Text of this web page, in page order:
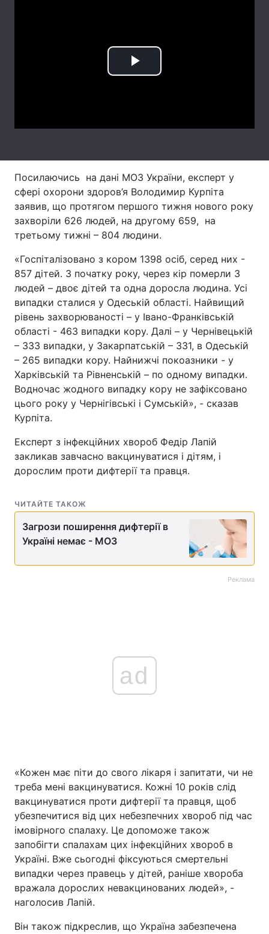
Регіони
Архів Вакансії
Контакти
Послуги
Тема оформлення
Play
Посилаючись на дані МОЗ України, експерт у
сфері охорони здоров’я Володимир Курпіта
заявив, що протягом першого тижня нового року
захворіли 626 людей, на другому 659, на
третьому тижні – 804 людини.
«Госпіталізовано з кором 1398 осіб, серед них -
857 дітей. З початку року, через кір померли 3
людей – двоє дітей та одна доросла людина. Усі
випадки сталися у Одеській області. Найвищий
рівень захворюваності – у Івано-Франківській
області - 463 випадки кору. Далі – у Чернівецькій
– 333 випадки, у Закарпатській – 331, в Одеській
– 265 випадки кору. Найнижчі покоазники - у
Харківській та Рівненській – по одному випадки.
Водночас жодного випадку кору не зафіксовано
цього року у Чернігівські і Сумській», - сказав
Курпіта.
Експерт з інфекційних хвороб Федір Лапій
закликав завчасно вакцинуватися і дітям, і
дорослим проти дифтерії та правця.
ЧИТАЙТЕ ТАКОЖ
Загрози поширення дифтерії в
Україні немає - МОЗ
Реклама
ad
«Кожен має піти до свого лікаря і запитати, чи не
треба мені вакцинуватися. Кожні 10 років слід
вакцинуватися проти дифтерії та правця, щоб
убезпечитися від цих небезпечних хвороб під час
імовірного спалаху. Це допоможе також
запобігти спалахам цих інфекційних хвороб в
Україні. Вже сьогодні фіксуються смертельні
випадки через правець у дітей, раніше хвороба
вражала дорослих невакцинованих людей», -
наголосив Лапій.
Він також підкреслив, що Україна забезпечена